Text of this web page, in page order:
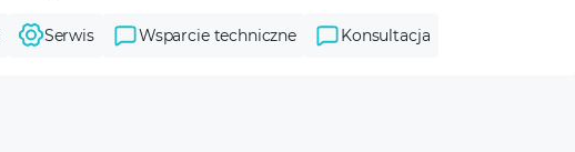
Serwis Wsparcie techniczne Konsultacja